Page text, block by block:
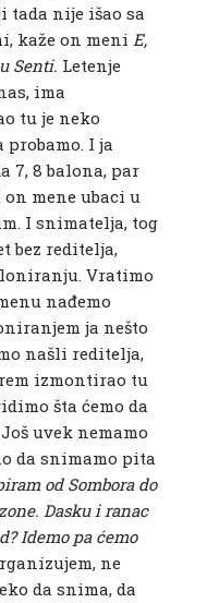
tada nije išao sa
kaže on meni E,
Senti. Letenje
ima
tu je neko
probamo. I ja
7, 8 balona, par
mene ubaci u
I snimatelja, tog
bez reditelja,
Vratimo
nađemo
ja nešto
našli reditelja,
izmontirao tu
šta ćemo da
uvek nemamo
da snimamo pita
od Sombora do
Dasku i ranac
Idemo pa ćemo
ne
da snima, da